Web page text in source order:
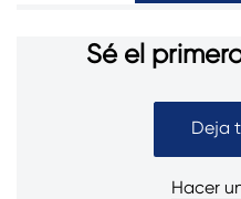
Sé el
Deja
Hacer